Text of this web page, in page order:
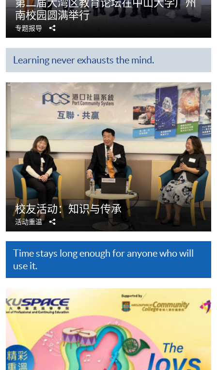
第二届大湾区教育论坛在中山大学广州
南校园圆满举行
专题报导
享
Learning never exhausts the mind.
​​校友活动：知识与传承​
活动重温
享
Time stays long enough for anyone who will
use it.